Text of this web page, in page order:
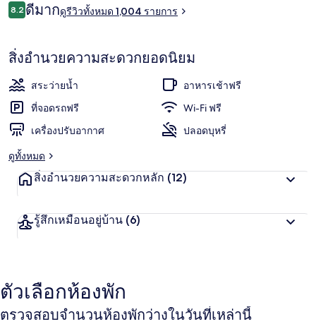
รีวิว
8.28.2 จาก 10
ดีมากดูรีวิวทั้งหมด 1,004 รายการ
สิ่งอำนวยความสะดวกยอดนิยม
สระว่ายน้ำ
อาหารเช้าฟรี
ที่จอดรถฟรี
Wi-Fi ฟรี
เครื่องปรับอากาศ
ปลอดบุหรี่
ดูทั้งหมด
สิ่งอำนวยความสะดวกหลัก (12)
รู้สึกเหมือนอยู่บ้าน (6)
ตัวเลือกห้องพัก
ตรวจสอบจำนวนห้องพักว่างในวันที่เหล่านี้